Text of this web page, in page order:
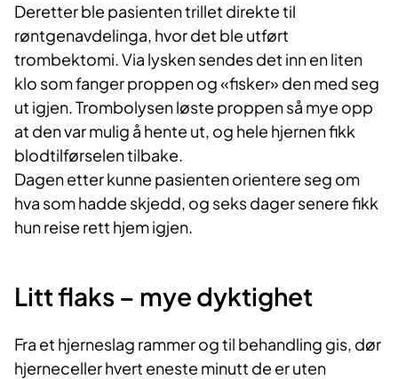
Deretter ble pasienten trillet direkte til
røntgenavdelinga, hvor det ble utført
trombektomi. Via lysken sendes det inn en liten
klo som fanger proppen og «fisker» den med seg
ut igjen. Trombolysen løste proppen så mye opp
at den var mulig å hente ut, og hele hjernen fikk
blodtilførselen tilbake.
Dagen etter kunne pasienten orientere seg om
hva som hadde skjedd, og seks dager senere fikk
hun reise rett hjem igjen.
Litt flaks – mye dyktighet
Fra et hjerneslag rammer og til behandling gis, dør
hjerneceller hvert eneste minutt de er uten